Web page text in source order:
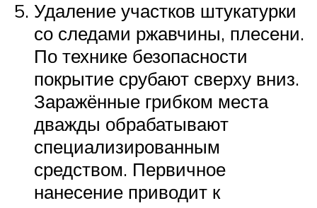
Удаление участков штукатурки
со следами ржавчины, плесени.
По технике безопасности
покрытие срубают сверху вниз.
Заражённые грибком места
дважды обрабатывают
специализированным
средством. Первичное
нанесение приводит к